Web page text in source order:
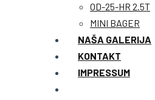
OD-25-HR 2.5T
MINI BAGER
NAŠA GALERIJA
KONTAKT
IMPRESSUM